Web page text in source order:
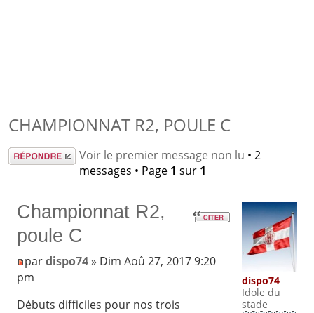
CHAMPIONNAT R2, POULE C
Répondre Voir le premier message non lu • 2
messages • Page 1 sur 1
Championnat R2,
poule C
pardispo74» Dim Aoû 27, 2017 9:20
pm
Débuts difficiles pour nos trois
dispo74
Idole du
stade